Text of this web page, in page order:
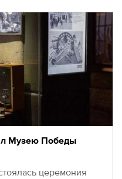
Музею Победы
церемония